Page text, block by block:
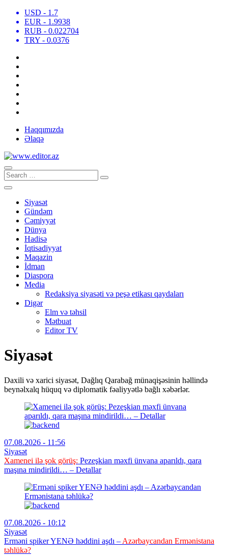
USD - 1.7
EUR - 1.9938
RUB - 0.022704
TRY - 0.0376
Haqqımızda
Əlaqə
Siyasət
Gündəm
Cəmiyyət
Dünya
Hadisə
İqtisadiyyat
Maqazin
İdman
Diaspora
Media
Redaksiya siyasəti və peşə etikası qaydaları
Digər
Elm və təhsil
Mətbuat
Editor TV
Siyasət
Daxili və xarici siyasət, Dağlıq Qarabağ münaqişəsinin həllində
beynəlxalq hüquq və diplomatik fəaliyyətlə bağlı xəbərlər.
07.08.2026 - 11:56
Siyasət
Xamenei ilə şok görüş: Pezeşkian məxfi ünvana aparıldı, qara
maşına mindirildi… – Detallar
07.08.2026 - 10:12
Siyasət
Erməni spiker YENƏ həddini aşdı – Azərbaycandan Ermənistana
təhlükə?